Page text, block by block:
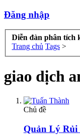
Đăng nhập
Diễn đàn phân tích
Trang chủ Tags >
giao dịch
Chủ đề
Quản Lý Rủi